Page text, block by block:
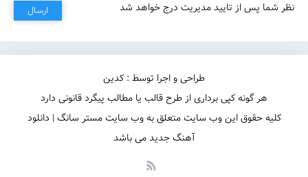
نظر شما پس از تایید مدیریت درج خواهد شد ارسال
طراحی و اجرا توسط : کدین
هر گونه کپی برداری از طرح قالب یا مطالب پیگرد قانونی دارد
کلیه حقوق این وب سایت متعلق به وب سایت مستر سانگ | دانلود
آهنگ جدید می باشد